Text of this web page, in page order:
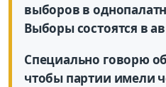
выборов в
Выборы состоятся в
Специально говорю
чтобы партии имели